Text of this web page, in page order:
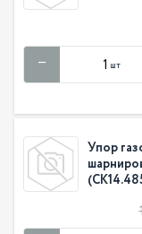
шт
Упор